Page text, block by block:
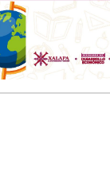
de
de Rocío
Veracruz